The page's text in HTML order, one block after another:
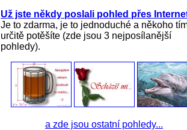
Už jste někdy poslali pohled přes
Je to zdarma, je to jednoduché a někoho
určitě potěšíte (zde jsou 3 nejposílanější
pohledy).
a zde jsou ostatní pohledy...